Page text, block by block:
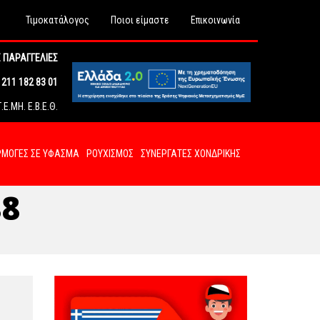
Τιμοκατάλογος Ποιοι είμαστε Επικοινωνία
182 83 01
Ε.Β.Ε.Θ.
ΣΕ ΥΦΑΣΜΑ ΡΟΥΧΙΣΜΟΣ ΣΥΝΕΡΓΑΤΕΣ ΧΟΝΔΡΙΚΗΣ